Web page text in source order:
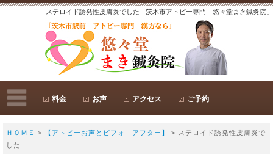
ステロイド誘発性皮膚炎でした - 茨木市アトピー専門「悠々堂まき鍼灸院」
料金 お声 アクセス ご予約
ＨＯＭＥ > 【アトピーお声とビフォ―アフター】
> ステロイド誘発性皮膚炎で
した